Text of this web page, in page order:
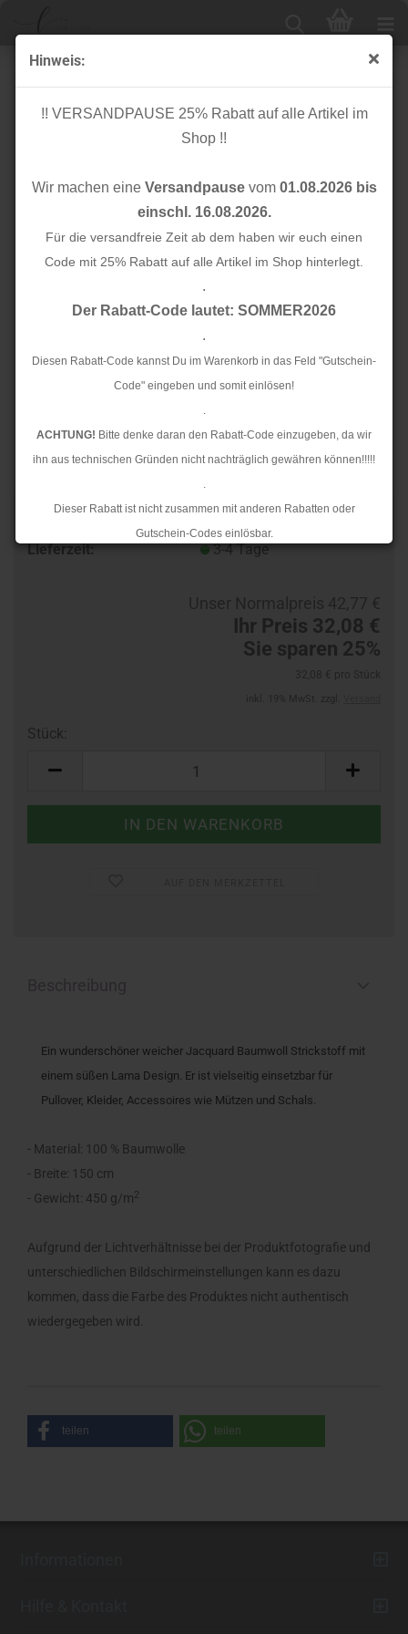
Hinweis:
!! VERSANDPAUSE 25% Rabatt auf alle Artikel im
Shop !!
Wir machen eine Versandpausevom 01.08.2026 bis
einschl. 16.08.2026.
Für die versandfreie Zeit ab dem haben wir euch einen
Code mit 25% Rabatt auf alle Artikel im Shop hinterlegt.
.
Der Rabatt-Code lautet: SOMMER2026
.
Diesen Rabatt-Code kannst Du im Warenkorb in das Feld "Gutschein-
Code" eingeben und somit einlösen!
.
ACHTUNG! Bitte denke daran den Rabatt-Code einzugeben, da wir
ihn aus technischen Gründen nicht nachträglich gewähren können!!!!!
.
Dieser Rabatt ist nicht zusammen mit anderen Rabatten oder
Gutschein-Codes einlösbar.
.
RESTSTÜCK 1,30m !!! - Strickstoff Jacquard - Lama
grau - Baumwolle
Lieferzeit:
3-4 Tage
Ihr Preis 32,08 €
Sie sparen 25%
Stück:
Ein wunderschöner weicher Jacquard Baumwoll Strickstoff mit
einem süßen Lama Design. Er ist vielseitig einsetzbar für
Pullover, Kleider, Accessoires wie Mützen und Schals.
- Material: 100 % Baumwolle
- Breite: 150 cm
- Gewicht: 450 g/m2
Aufgrund der Lichtverhältnisse bei der Produktfotografie und
unterschiedlichen Bildschirmeinstellungen kann es dazu
kommen, dass die Farbe des Produktes nicht authentisch
wiedergegeben wird.
teilen teilen